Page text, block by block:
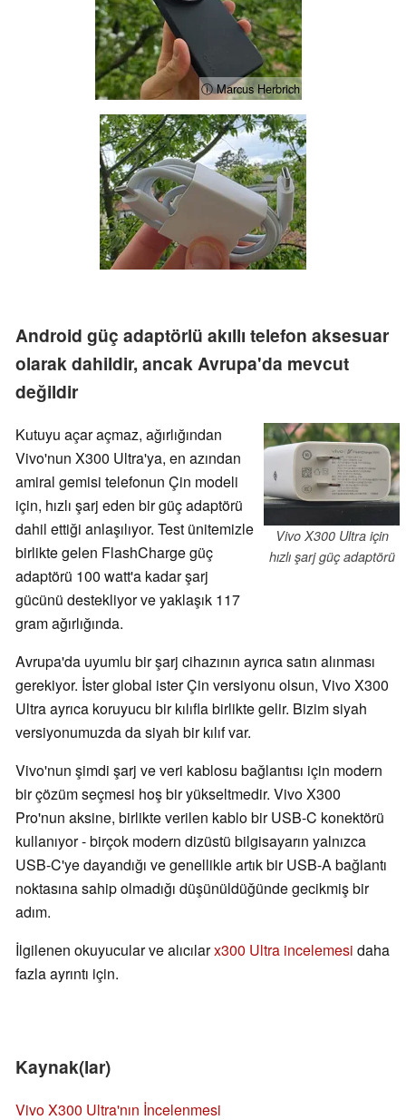
ⓘ Marcus Herbrich
Android güç adaptörlü akıllı telefon aksesuar
olarak dahildir, ancak Avrupa'da mevcut
değildir
Vivo X300 Ultra için
hızlı şarj güç adaptörü
Kutuyu açar açmaz, ağırlığından
Vivo'nun X300 Ultra'ya, en azından
amiral gemisi telefonun Çin modeli
için, hızlı şarj eden bir güç adaptörü
dahil ettiği anlaşılıyor. Test ünitemizle
birlikte gelen FlashCharge güç
adaptörü 100 watt'a kadar şarj
gücünü destekliyor ve yaklaşık 117
gram ağırlığında.
Avrupa'da uyumlu bir şarj cihazının ayrıca satın alınması
gerekiyor. İster global ister Çin versiyonu olsun, Vivo X300
Ultra ayrıca koruyucu bir kılıfla birlikte gelir. Bizim siyah
versiyonumuzda da siyah bir kılıf var.
Vivo'nun şimdi şarj ve veri kablosu bağlantısı için modern
bir çözüm seçmesi hoş bir yükseltmedir. Vivo X300
Pro'nun aksine, birlikte verilen kablo bir USB-C konektörü
kullanıyor - birçok modern dizüstü bilgisayarın yalnızca
USB-C'ye dayandığı ve genellikle artık bir USB-A bağlantı
noktasına sahip olmadığı düşünüldüğünde gecikmiş bir
adım.
İlgilenen okuyucular ve alıcılarx300 Ultra incelemesi daha
fazla ayrıntı için.
Kaynak(lar)
Vivo X300 Ultra'nın İncelenmesi